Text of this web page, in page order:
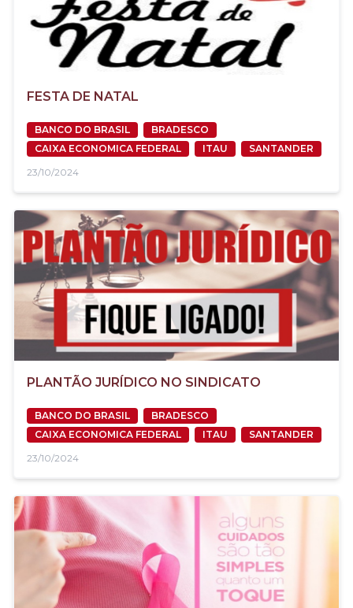
FESTA DE NATAL
BANCO DO BRASIL
BRADESCO
CAIXA ECONOMICA FEDERAL
ITAU
SANTANDER
23/10/2024
PLANTÃO JURÍDICO NO SINDICATO
BANCO DO BRASIL
BRADESCO
CAIXA ECONOMICA FEDERAL
ITAU
SANTANDER
23/10/2024